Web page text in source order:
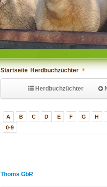
Startseite Herdbuchzüchter
Herdbuchzüchter
A B C D E F G
H
0-9
Thoms GbR